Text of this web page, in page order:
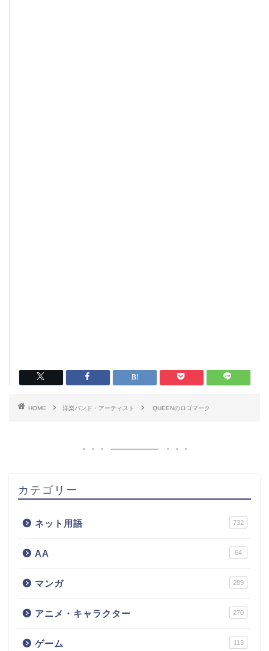
HOME 洋楽バンド・アーティスト QUEENのロゴマーク
カテゴリー
ネット用語 732
AA 64
マンガ 289
アニメ・キャラクター 270
ゲーム 113